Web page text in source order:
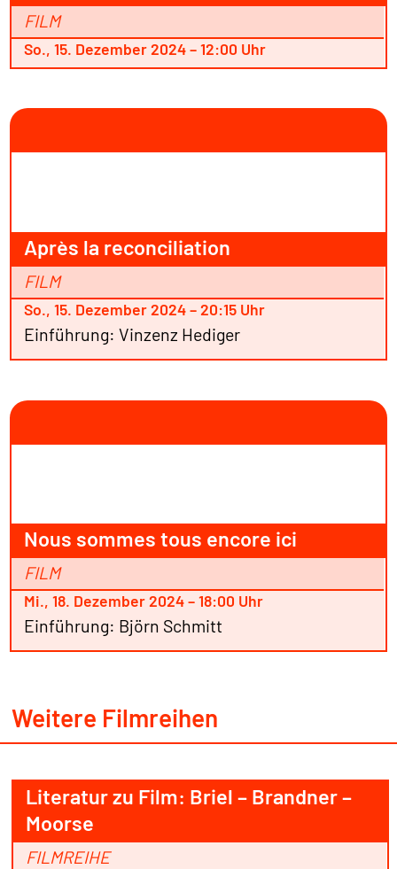
FILM
So., 15. Dezember 2024 – 12:00 Uhr
Après la reconciliation
FILM
So., 15. Dezember 2024 – 20:15 Uhr
Einführung: Vinzenz Hediger
Nous sommes tous encore ici
FILM
Mi., 18. Dezember 2024 – 18:00 Uhr
Einführung: Björn Schmitt
Weitere Filmreihen
Literatur zu Film: Briel – Brandner –
Moorse
FILMREIHE